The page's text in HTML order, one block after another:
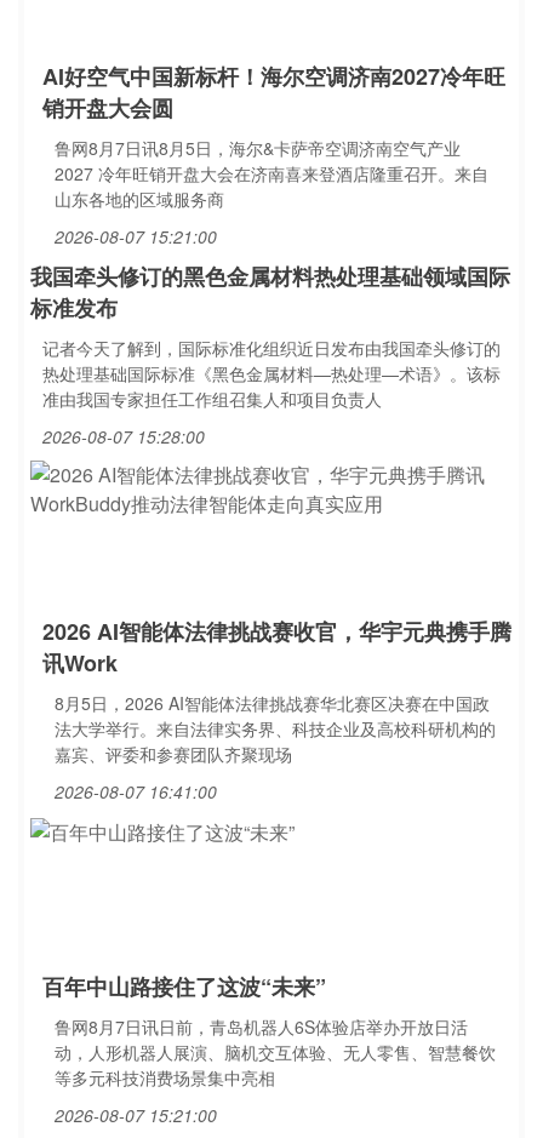
AI好空气中国新标杆！海尔空调济南2027冷年旺
销开盘大会圆
鲁网8月7日讯8月5日，海尔&卡萨帝空调济南空气产业
2027 冷年旺销开盘大会在济南喜来登酒店隆重召开。来自
山东各地的区域服务商
2026-08-07 15:21:00
我国牵头修订的黑色金属材料热处理基础领域国际
标准发布
记者今天了解到，国际标准化组织近日发布由我国牵头修订的
热处理基础国际标准《黑色金属材料—热处理—术语》。该标
准由我国专家担任工作组召集人和项目负责人
2026-08-07 15:28:00
2026 AI智能体法律挑战赛收官，华宇元典携手腾
讯Work
8月5日，2026 AI智能体法律挑战赛华北赛区决赛在中国政
法大学举行。来自法律实务界、科技企业及高校科研机构的
嘉宾、评委和参赛团队齐聚现场
2026-08-07 16:41:00
百年中山路接住了这波“未来”
鲁网8月7日讯日前，青岛机器人6S体验店举办开放日活
动，人形机器人展演、脑机交互体验、无人零售、智慧餐饮
等多元科技消费场景集中亮相
2026-08-07 15:21:00